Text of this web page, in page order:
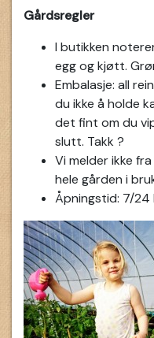
Gårdsregler
I butikken
egg og kjøtt.
Embalasje: all
du ikke å holde
det fint om du
slutt. Takk ?
Vi melder ikke
hele gården i
Åpningstid: 7/24